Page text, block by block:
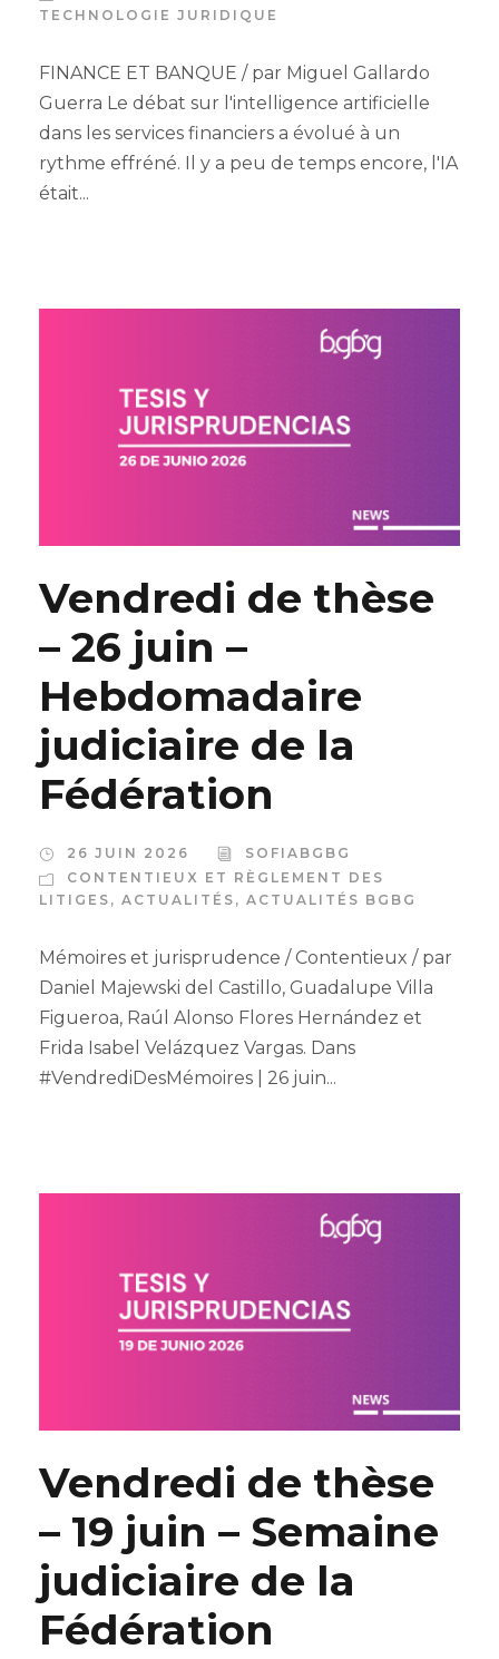
TECHNOLOGIE JURIDIQUE
FINANCE ET BANQUE / par Miguel Gallardo
Guerra Le débat sur l'intelligence artificielle
dans les services financiers a évolué à un
rythme effréné. Il y a peu de temps encore, l'IA
était...
Vendredi de thèse
– 26 juin –
Hebdomadaire
judiciaire de la
Fédération
26 JUIN 2026
SOFIABGBG
CONTENTIEUX ET RÈGLEMENT DES
LITIGES , ACTUALITÉS , ACTUALITÉS BGBG
Mémoires et jurisprudence / Contentieux / par
Daniel Majewski del Castillo, Guadalupe Villa
Figueroa, Raúl Alonso Flores Hernández et
Frida Isabel Velázquez Vargas. Dans
#VendrediDesMémoires | 26 juin...
Vendredi de thèse
– 19 juin – Semaine
judiciaire de la
Fédération